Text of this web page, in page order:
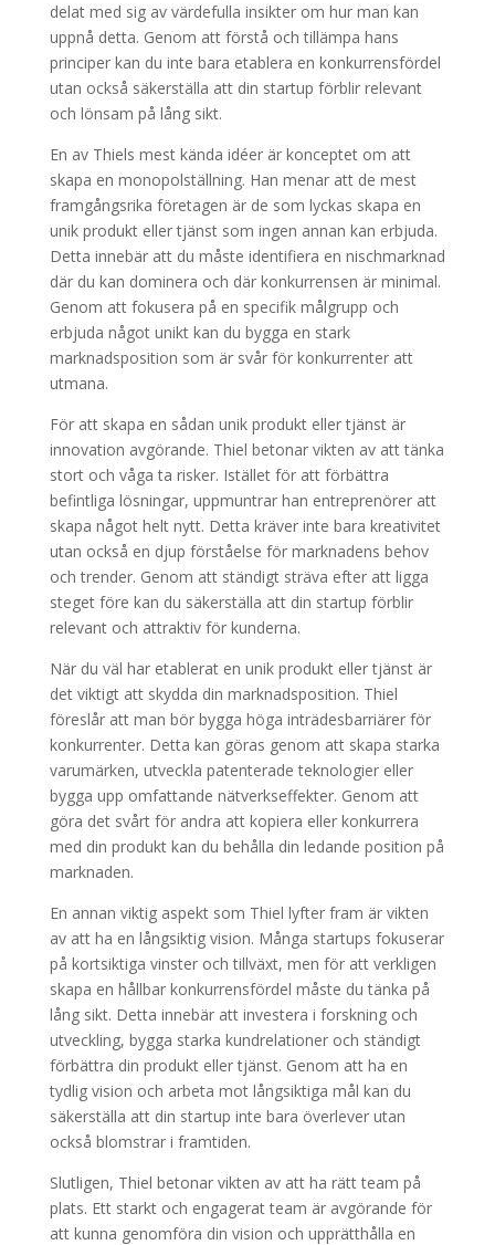
delat med sig av värdefulla insikter om hur man kan
uppnå detta. Genom att förstå och tillämpa hans
principer kan du inte bara etablera en konkurrensfördel
utan också säkerställa att din startup förblir relevant
och lönsam på lång sikt.
En av Thiels mest kända idéer är konceptet om att
skapa en monopolställning. Han menar att de mest
framgångsrika företagen är de som lyckas skapa en
unik produkt eller tjänst som ingen annan kan erbjuda.
Detta innebär att du måste identifiera en nischmarknad
där du kan dominera och där konkurrensen är minimal.
Genom att fokusera på en specifik målgrupp och
erbjuda något unikt kan du bygga en stark
marknadsposition som är svår för konkurrenter att
utmana.
För att skapa en sådan unik produkt eller tjänst är
innovation avgörande. Thiel betonar vikten av att tänka
stort och våga ta risker. Istället för att förbättra
befintliga lösningar, uppmuntrar han entreprenörer att
skapa något helt nytt. Detta kräver inte bara kreativitet
utan också en djup förståelse för marknadens behov
och trender. Genom att ständigt sträva efter att ligga
steget före kan du säkerställa att din startup förblir
relevant och attraktiv för kunderna.
När du väl har etablerat en unik produkt eller tjänst är
det viktigt att skydda din marknadsposition. Thiel
föreslår att man bör bygga höga inträdesbarriärer för
konkurrenter. Detta kan göras genom att skapa starka
varumärken, utveckla patenterade teknologier eller
bygga upp omfattande nätverkseffekter. Genom att
göra det svårt för andra att kopiera eller konkurrera
med din produkt kan du behålla din ledande position på
marknaden.
En annan viktig aspekt som Thiel lyfter fram är vikten
av att ha en långsiktig vision. Många startups fokuserar
på kortsiktiga vinster och tillväxt, men för att verkligen
skapa en hållbar konkurrensfördel måste du tänka på
lång sikt. Detta innebär att investera i forskning och
utveckling, bygga starka kundrelationer och ständigt
förbättra din produkt eller tjänst. Genom att ha en
tydlig vision och arbeta mot långsiktiga mål kan du
säkerställa att din startup inte bara överlever utan
också blomstrar i framtiden.
Slutligen, Thiel betonar vikten av att ha rätt team på
plats. Ett starkt och engagerat team är avgörande för
att kunna genomföra din vision och upprätthålla en